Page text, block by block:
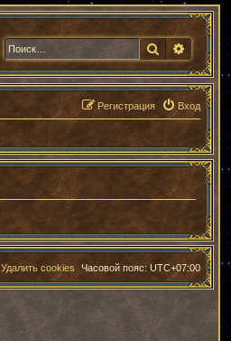
Поиск
Вход
Регистрация
Часовой пояс:UTC+07:00
Удалить cookies